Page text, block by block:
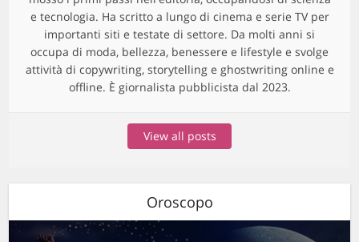
e tecnologia. Ha scritto a lungo di cinema e serie TV per
importanti siti e testate di settore. Da molti anni si
occupa di moda, bellezza, benessere e lifestyle e svolge
attività di copywriting, storytelling e ghostwriting online e
offline. È giornalista pubblicista dal 2023.
View all posts
Oroscopo